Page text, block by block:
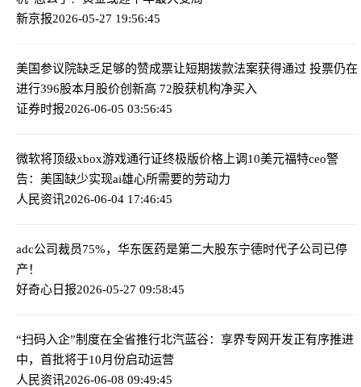
新京报2026-05-27 19:56:45
美国参议院缺乏足够的赞成票让短期拨款法案获得通过 投票仍在
进行396股本月股价创新高 72股获机构净买入
证券时报2026-06-05 03:56:45
微软将顶级xbox游戏通行证终极版价格上调10美元福特ceo警
告：美国缺少实现ai雄心所需要的劳动力
人民资讯2026-06-04 17:46:45
adc公司裁员75%，华东医药是第二大股东宁德时代子公司已停
产！
好奇心日报2026-05-27 09:58:45
“扫码入企”制度在全省推行北汽蓝谷：享界专网开发正有序推进
中，首批将于10月份启动运营
人民资讯2026-06-08 09:49:45